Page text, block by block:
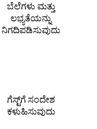
ಬೆಲೆಗಳು ಮತ್ತು
ಲಭ್ಯತೆಯನ್ನು
ನಿಗದಿಪಡಿಸುವುದು
ಗೆಸ್ಟ್‌ಗೆ ಸಂದೇಶ
ಕಳುಹಿಸುವುದು